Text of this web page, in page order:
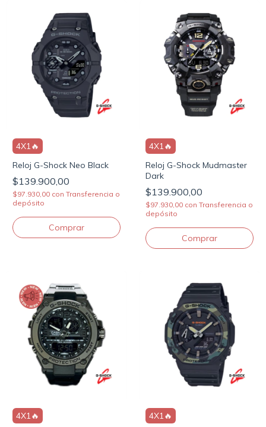
4X1🔥
Reloj G-Shock Neo Black
$139.900,00
$97.930,00 con Transferencia o
depósito
4X1🔥
Reloj G-Shock Mudmaster
Dark
$139.900,00
$97.930,00 con Transferencia o
depósito
4X1🔥
4X1🔥